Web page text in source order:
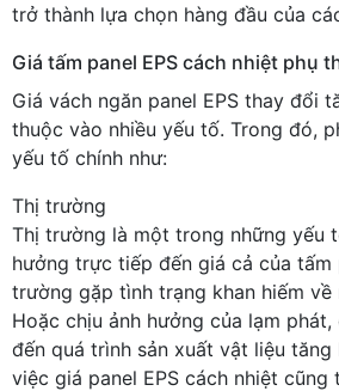
trở thành lựa chọn hàng đầu của
Giá tấm panel EPS cách nhiệt phụ
Giá vách ngăn panel EPS thay đổi
thuộc vào nhiều yếu tố. Trong đó,
yếu tố chính như:
Thị trường
Thị trường là một trong những yếu
hưởng trực tiếp đến giá cả của tấm
trường gặp tình trạng khan hiếm về
Hoặc chịu ảnh hưởng của lạm
đến quá trình sản xuất vật liệu tăng
việc giá panel EPS cách nhiệt cũng